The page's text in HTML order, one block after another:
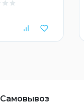
Самовывоз